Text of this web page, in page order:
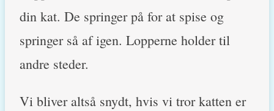
din kat. De springer på for at spise og
springer så af igen. Lopperne holder til
andre steder.
Vi bliver altså snydt, hvis vi tror katten er